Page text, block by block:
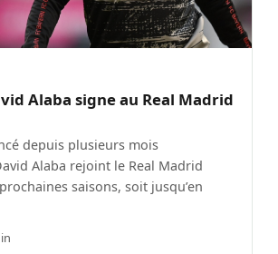
Alaba signe au Real Madrid
depuis plusieurs mois
Alaba rejoint le Real Madrid
saisons, soit jusqu’en